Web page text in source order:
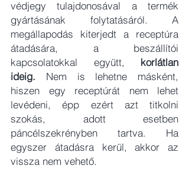
védjegy tulajdonosával a termék
gyártásának folytatásáról. A
megállapodás kiterjedt a receptúra
átadására, a beszállítói
kapcsolatokkal együtt, korlátlan
ideig. Nem is lehetne másként,
hiszen egy receptúrát nem lehet
levédeni, épp ezért azt titkolni
szokás, adott esetben
páncélszekrényben tartva. Ha
egyszer átadásra kerül, akkor az
vissza nem vehető.